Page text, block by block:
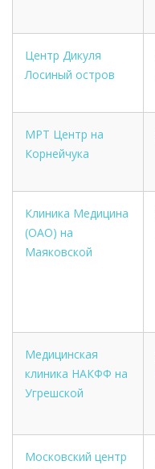
Центр Дикуля
Лосиный остров
МРТ Центр на
Корнейчука
Клиника Медицина
(ОАО) на
Маяковской
Медицинская
клиника НАКФФ на
Угрешской
Московский центр